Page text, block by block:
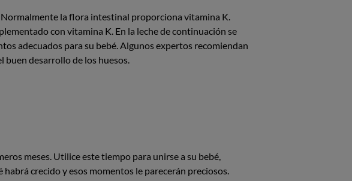
Normalmente la flora intestinal proporciona vitamina K.
con vitamina K. En la leche de continuación se
adecuados para su bebé. Algunos expertos recomiendan
buen desarrollo de los huesos.
meses. Utilice este tiempo para unirse a su bebé,
crecido y esos momentos le parecerán preciosos.